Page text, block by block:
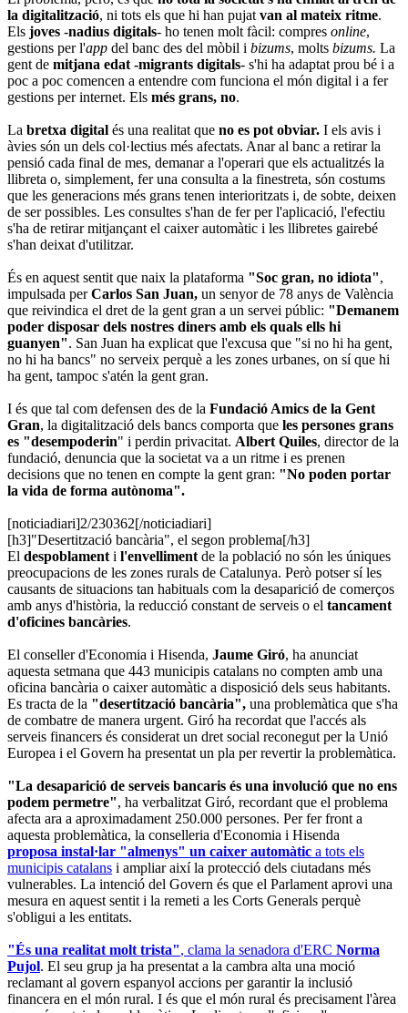
la digitalització, ni tots els que hi han pujat van al mateix ritme.
Els joves -nadius digitals- ho tenen molt fàcil: compres online,
gestions per l'app del banc des del mòbil i bizums, molts bizums. La
gent de mitjana edat -migrants digitals- s'hi ha adaptat prou bé i a
poc a poc comencen a entendre com funciona el món digital i a fer
gestions per internet. Els més grans, no.
La bretxa digital és una realitat que no es pot obviar. I els avis i
àvies són un dels col·lectius més afectats. Anar al banc a retirar la
pensió cada final de mes, demanar a l'operari que els actualitzés la
llibreta o, simplement, fer una consulta a la finestreta, són costums
que les generacions més grans tenen interioritzats i, de sobte, deixen
de ser possibles. Les consultes s'han de fer per l'aplicació, l'efectiu
s'ha de retirar mitjançant el caixer automàtic i les llibretes gairebé
s'han deixat d'utilitzar.
És en aquest sentit que naix la plataforma "Soc gran, no idiota",
impulsada perCarlos San Juan, un senyor de 78 anys de València
que reivindica el dret de la gent gran a un servei públic: "Demanem
poder disposar dels nostres diners amb els quals ells hi
guanyen". San Juan ha explicat que l'excusa que "si no hi ha gent,
no hi ha bancs" no serveix perquè a les zones urbanes, on sí que hi
ha gent, tampoc s'atén la gent gran.
I és que tal com defensen des de la Fundació Amics de la Gent
Gran, la digitalització dels bancs comporta que les persones grans
es "desempoderin" i perdin privacitat. Albert Quiles, director de la
fundació, denuncia que la societat va a un ritme i es prenen
decisions que no tenen en compte la gent gran: "No poden portar
la vida de forma autònoma".
[noticiadiari]2/230362[/noticiadiari]
[h3]"Desertització bancària", el segon problema[/h3]
El despoblament i l'envelliment de la població no són les úniques
preocupacions de les zones rurals de Catalunya. Però potser sí les
causants de situacions tan habituals com la desaparició de comerços
amb anys d'història, la reducció constant de serveis o el tancament
d'oficines bancàries.
El conseller d'Economia i Hisenda, Jaume Giró, ha anunciat
aquesta setmana que 443 municipis catalans no compten amb una
oficina bancària o caixer automàtic a disposició dels seus habitants.
Es tracta de la "desertització bancària", una problemàtica que s'ha
de combatre de manera urgent. Giró ha recordat que l'accés als
serveis financers és considerat un dret social reconegut per la Unió
Europea i el Govern ha presentat un pla per revertir la problemàtica.
"La desaparició de serveis bancaris és una involució que no ens
podem permetre", ha verbalitzat Giró, recordant que el problema
afecta ara a aproximadament 250.000 persones. Per fer front a
aquesta problemàtica, la conselleria d'Economia i Hisenda
proposa instal·lar "almenys" un caixer automàtic a tots els
municipis catalans i ampliar així la protecció dels ciutadans més
vulnerables. La intenció del Govern és que el Parlament aprovi una
mesura en aquest sentit i la remeti a les Corts Generals perquè
s'obligui a les entitats.
"És una realitat molt trista", clama la senadora d'ERC Norma
Pujol. El seu grup ja ha presentat a la cambra alta una moció
reclamant al govern espanyol accions per garantir la inclusió
financera en el món rural. I és que el món rural és precisament l'àrea